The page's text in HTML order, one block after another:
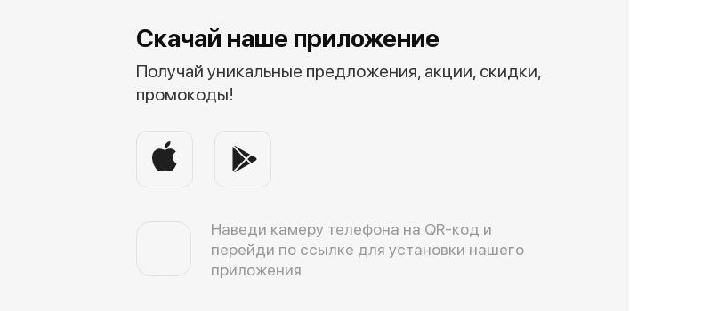
Скачай наше приложение
Получай уникальные предложения, акции, скидки,
промокоды!
Наведи камеру телефона на QR-код и
перейди по ссылке для установки нашего
приложения